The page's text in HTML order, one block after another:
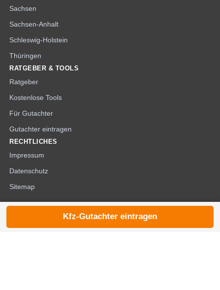
Sachsen
Sachsen-Anhalt
Schleswig-Holstein
Thüringen
RATGEBER & TOOLS
Ratgeber
Kostenlose Tools
Für Gutachter
Gutachter eintragen
RECHTLICHES
Impressum
Datenschutz
Sitemap
© 2026 die-kfzgutachter.de |
Kfz-Gutachter eintragen